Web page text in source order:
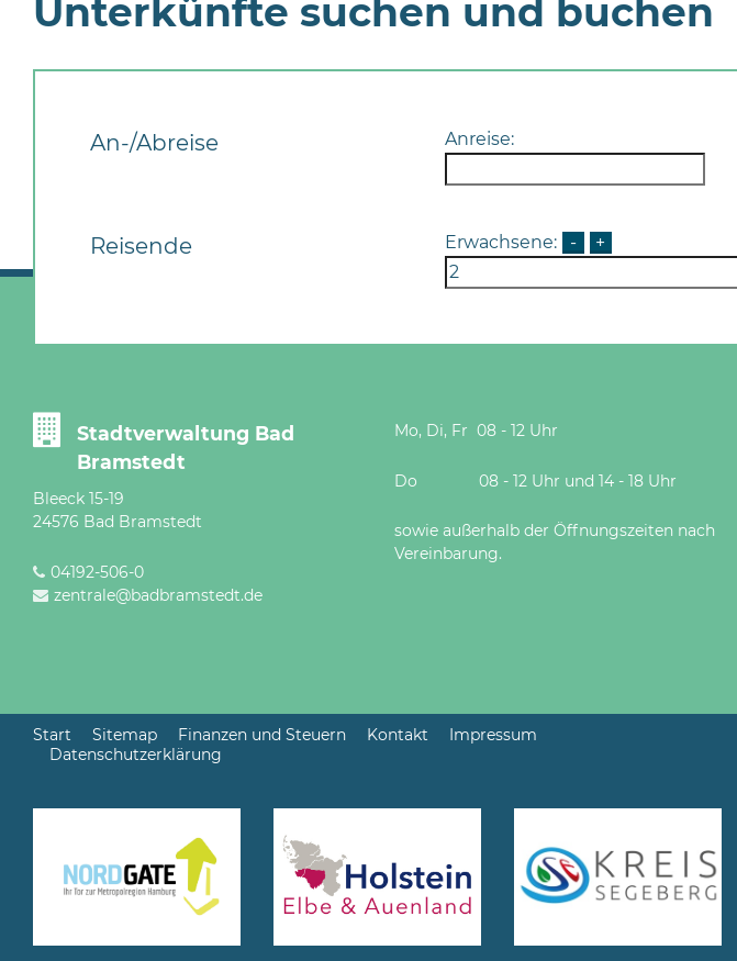
Unterkünfte suchen und buchen
An-/Abreise Anreise:
Reisende Erwachsene: - +
Stadtverwaltung Bad
Bramstedt
Bleeck 15-19
24576 Bad Bramstedt
04192-506-0
zentrale@badbramstedt.de
Mo, Di, Fr 08 - 12 Uhr
Do 08 - 12 Uhr und 14 - 18 Uhr
sowie außerhalb der Öffnungszeiten nach
Vereinbarung.
Start Sitemap Finanzen und Steuern Kontakt
Impressum
Datenschutzerklärung